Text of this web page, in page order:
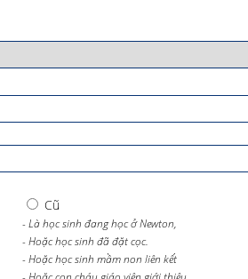
Cũ
- Là học sinh đang học ở Newton,
- Hoặc học sinh đã đặt cọc.
- Hoặc học sinh mầm non liên kết